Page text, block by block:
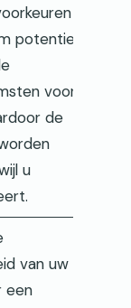
en
potentieel
voor te
de
u
van uw
een